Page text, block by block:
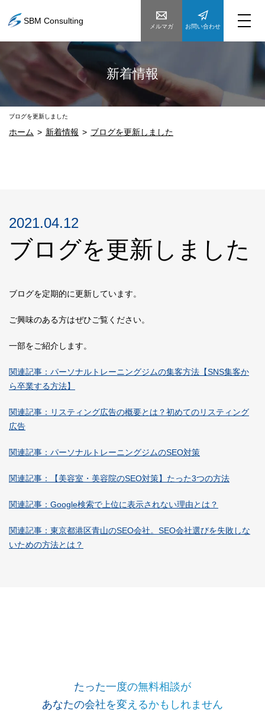
SBM Consulting
メルマガ お問い合わせ
新着情報
ホーム 新着情報 ブログを更新しました
ブログを更新しました
2021.04.12
ブログを更新しました
ブログを定期的に更新しています。
ご興味のある方はぜひご覧ください。
一部をご紹介します。
関連記事：パーソナルトレーニングジムの集客方法【SNS集客か
ら卒業する方法】
関連記事：リスティング広告の概要とは？初めてのリスティング
広告
関連記事：パーソナルトレーニングジムのSEO対策
関連記事：【美容室・美容院のSEO対策】たった3つの方法
関連記事：Google検索で上位に表示されない理由とは？
関連記事：東京都港区青山のSEO会社。SEO会社選びを失敗しな
いための方法とは？
たった一度の無料相談が
あなたの会社を変えるかもしれません